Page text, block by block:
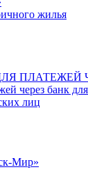
жилья
ПЛАТЕЖЕЙ
через банк
лиц
Мир»